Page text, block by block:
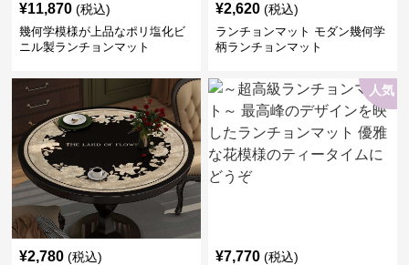
¥11,870 (税込)
幾何学模様が上品なポリ塩化ビ
ニル製ランチョンマット
¥2,620 (税込)
ランチョンマット モダン幾何学
柄ランチョンマット
¥2,780 (税込)
人気
¥7,770 (税込)